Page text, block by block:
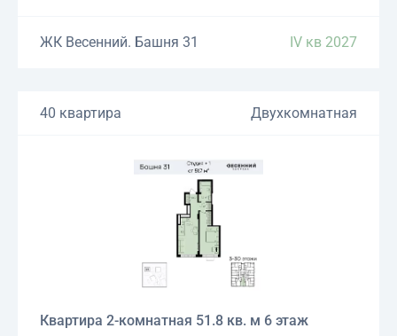
ЖК Весенний. Башня 31 IV кв 2027
40 квартира Двухкомнатная
Квартира 2-комнатная 51.8 кв. м 6 этаж